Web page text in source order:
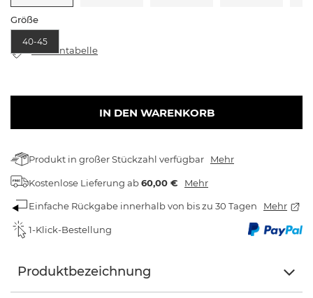
Größe
40-45
Größentabelle
IN DEN WARENKORB
Produkt in großer Stückzahl verfügbar Mehr
Kostenlose Lieferung ab60,00 € Mehr
Einfache Rückgabe innerhalb von bis zu 30 Tagen Mehr
1-Klick-Bestellung
Produktbezeichnung